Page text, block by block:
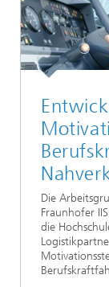
Die
Fraunhofer
die